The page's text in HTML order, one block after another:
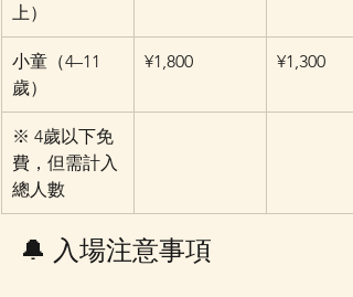
上）
小童（4–11
歲）
¥1,800 ¥1,300
※ 4歲以下免
費，但需計入
總人數
🔔 入場注意事項